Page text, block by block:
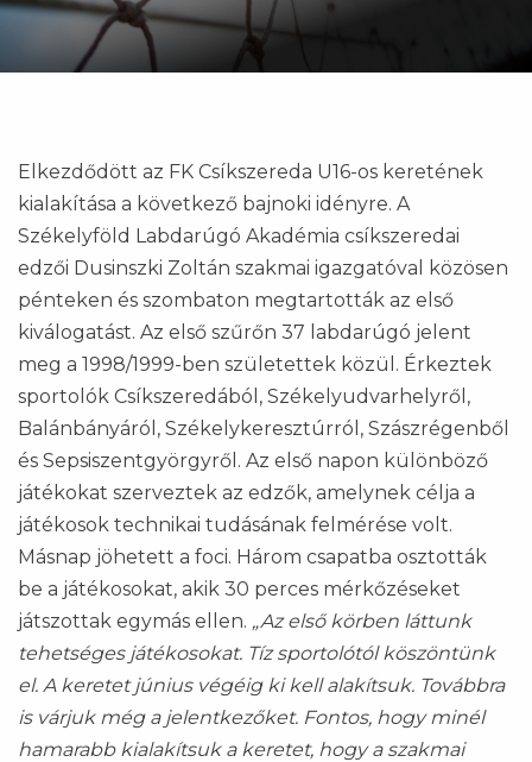
Elkezdődött az FK Csíkszereda U16-os keretének
kialakítása a következő bajnoki idényre. A
Székelyföld Labdarúgó Akadémia csíkszeredai
edzői Dusinszki Zoltán szakmai igazgatóval közösen
pénteken és szombaton megtartották az első
kiválogatást. Az első szűrőn 37 labdarúgó jelent
meg a 1998/1999-ben születettek közül. Érkeztek
sportolók Csíkszeredából, Székelyudvarhelyről,
Balánbányáról, Székelykeresztúrról, Szászrégenből
és Sepsiszentgyörgyről. Az első napon különböző
játékokat szerveztek az edzők, amelynek célja a
játékosok technikai tudásának felmérése volt.
Másnap jöhetett a foci. Három csapatba osztották
be a játékosokat, akik 30 perces mérkőzéseket
játszottak egymás ellen. „Az első körben láttunk
tehetséges játékosokat. Tíz sportolótól köszöntünk
el. A keretet június végéig ki kell alakítsuk. Továbbra
is várjuk még a jelentkezőket. Fontos, hogy minél
hamarabb kialakítsuk a keretet, hogy a szakmai